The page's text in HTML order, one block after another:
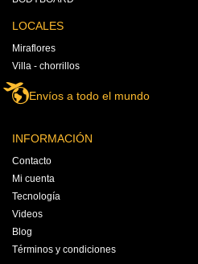
LOCALES
Miraflores
Villa - chorrillos
Envíos a todo el mundo
INFORMACIÓN
Contacto
Mi cuenta
Tecnología
Videos
Blog
Términos y condiciones